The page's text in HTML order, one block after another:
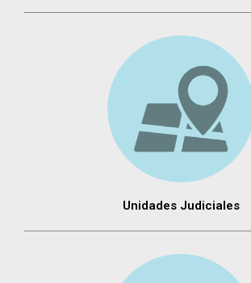
Unidades Judiciales